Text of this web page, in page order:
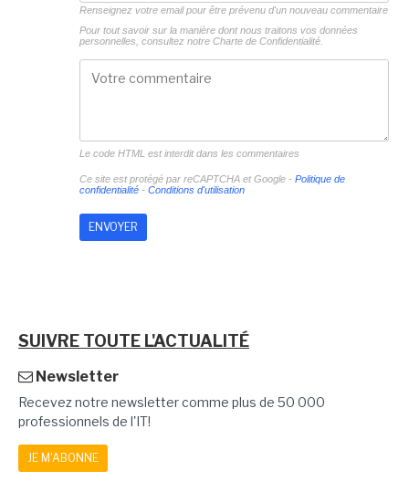
Renseignez votre email pour être prévenu d'un nouveau commentaire
Pour tout savoir sur la manière dont nous traitons vos données
personnelles, consultez notre Charte de Confidentialité.
Le code HTML est interdit dans les commentaires
Ce site est protégé par reCAPTCHA et Google - Politique de
confidentialité- Conditions d'utilisation
SUIVRE TOUTE L'ACTUALITÉ
Newsletter
Recevez notre newsletter comme plus de 50 000
professionnels de l'IT!
JE M'ABONNE